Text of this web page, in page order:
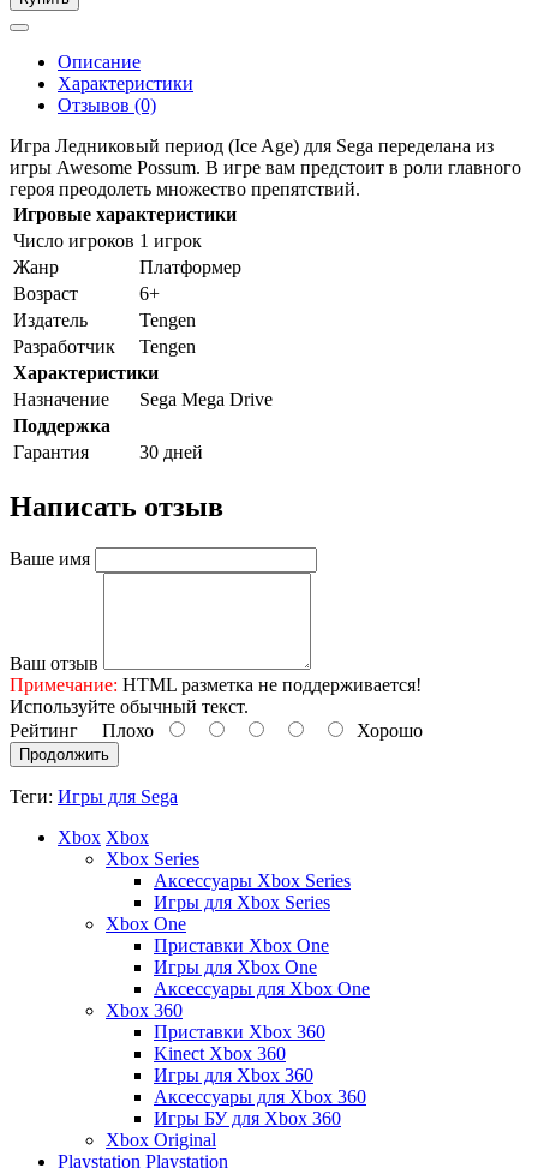
Описание
Характеристики
Отзывов (0)
Игра Ледниковый период (Ice Age) для Sega переделана из
игры Awesome Possum. В игре вам предстоит в роли главного
героя преодолеть множество препятствий.
Игровые характеристики
Число игроков 1 игрок
Жанр
Платформер
Возраст
6+
Издатель
Tengen
Разработчик
Tengen
Характеристики
Назначение
Sega Mega Drive
Поддержка
Гарантия
30 дней
Написать отзыв
Ваше имя
Ваш отзыв
Примечание: HTML разметка не поддерживается!
Используйте обычный текст.
Рейтинг Плохо Хорошо
Продолжить
Теги: Игры для Sega
Xbox Xbox
Xbox Series
Аксессуары Xbox Series
Игры для Xbox Series
Xbox One
Приставки Xbox One
Игры для Xbox One
Аксессуары для Xbox One
Xbox 360
Приставки Xbox 360
Kinect Xbox 360
Игры для Xbox 360
Аксессуары для Xbox 360
Игры БУ для Xbox 360
Xbox Original
Playstation Playstation